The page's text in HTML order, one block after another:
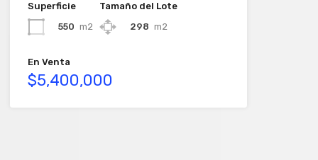
Superficie
550 m2
Tamaño del Lote
298 m2
En Venta
$5,400,000